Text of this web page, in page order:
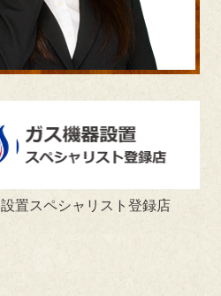
置スペシャリスト登録店